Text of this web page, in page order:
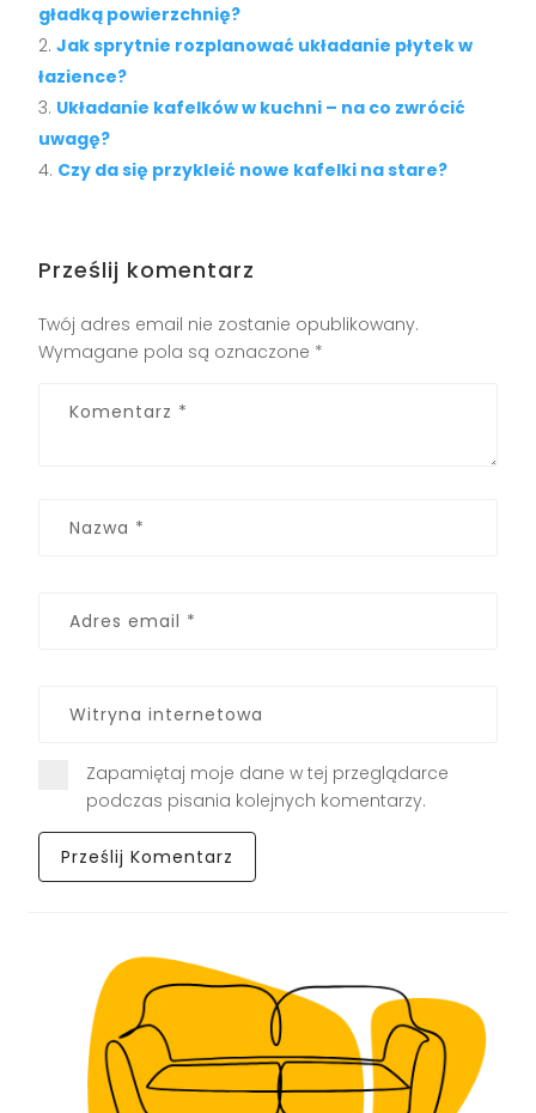
gładką powierzchnię?
Jak sprytnie rozplanować układanie płytek w
łazience?
Układanie kafelków w kuchni – na co zwrócić
uwagę?
Czy da się przykleić nowe kafelki na stare?
Prześlij komentarz
Twój adres email nie zostanie opublikowany.
Wymagane pola są oznaczone *
Zapamiętaj moje dane w tej przeglądarce
podczas pisania kolejnych komentarzy.